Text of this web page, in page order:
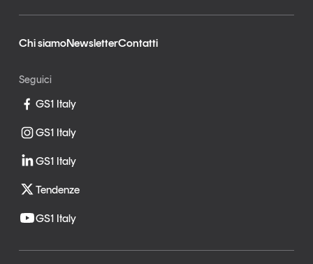
Chi siamoNewsletterContatti
Seguici
GS1 Italy
GS1 Italy
GS1 Italy
Tendenze
GS1 Italy